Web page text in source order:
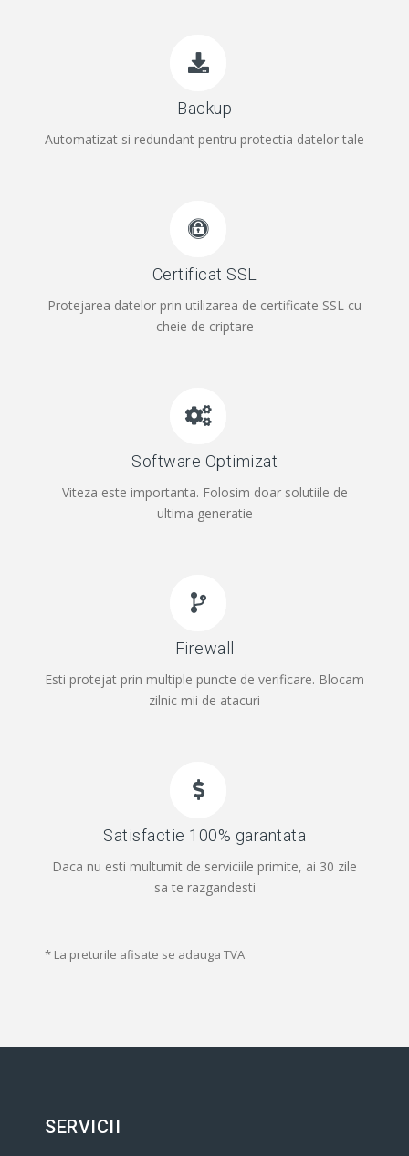
Backup
Automatizat si redundant pentru protectia datelor tale
Certificat SSL
Protejarea datelor prin utilizarea de certificate SSL cu
cheie de criptare
Software Optimizat
Viteza este importanta. Folosim doar solutiile de
ultima generatie
Firewall
Esti protejat prin multiple puncte de verificare. Blocam
zilnic mii de atacuri
Satisfactie 100% garantata
Daca nu esti multumit de serviciile primite, ai 30 zile
sa te razgandesti
* La preturile afisate se adauga TVA
SERVICII